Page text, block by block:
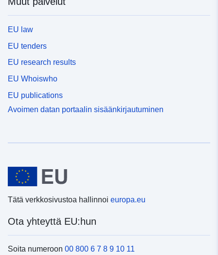
EU law
EU tenders
EU research results
EU Whoiswho
EU publications
Avoimen datan portaalin sisäänkirjautuminen
Tätä verkkosivustoa hallinnoi europa.eu
Ota yhteyttä EU:hun
Soita numeroon 00 800 6 7 8 9 10 11